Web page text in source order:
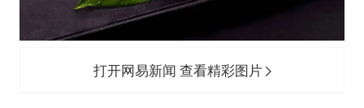
打开网易新闻 查看精彩图片